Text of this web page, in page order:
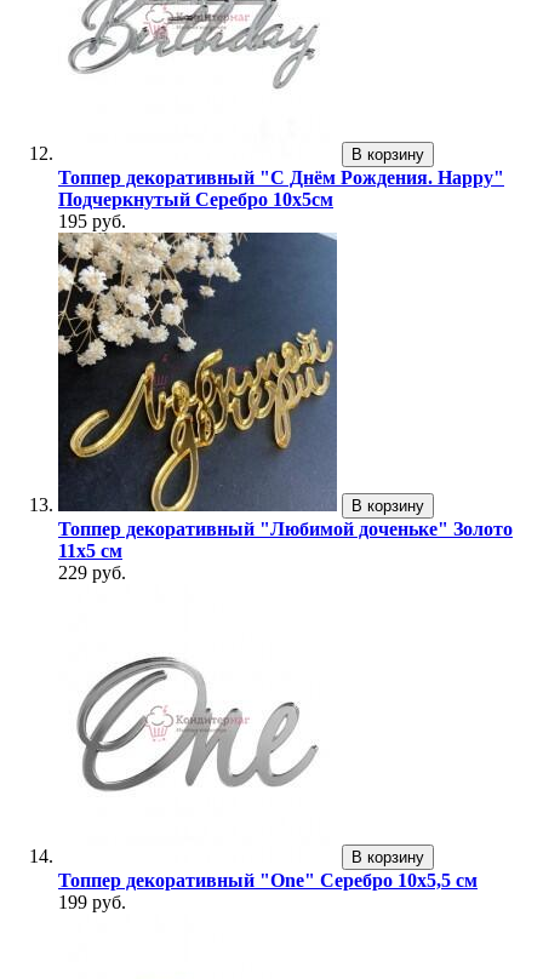
В корзину
Топпер декоративный "С Днём Рождения. Happy"
Подчеркнутый Серебро 10х5см
195 руб.
В корзину
Топпер декоративный "Любимой доченьке" Золото
11х5 см
229 руб.
В корзину
Топпер декоративный "One" Серебро 10х5,5 см
199 руб.